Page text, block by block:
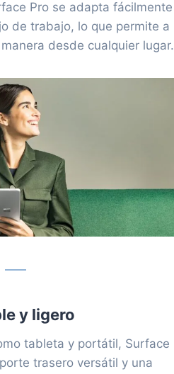
Pro se adapta fácilmente
de trabajo, lo que permite a
desde cualquier lugar.
y ligero
tableta y portátil, Surface
trasero versátil y una